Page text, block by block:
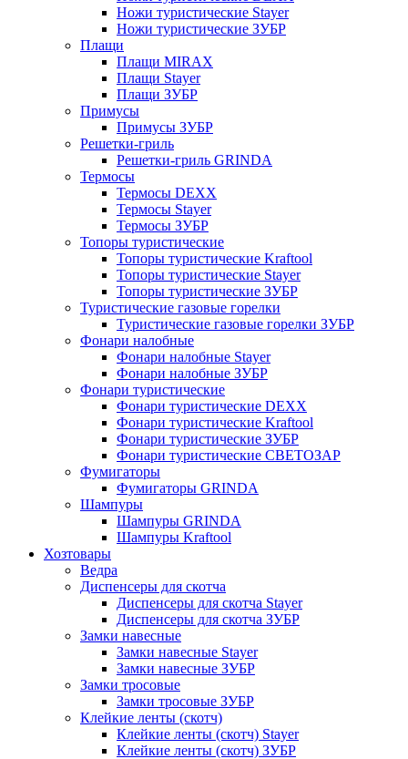
Ножи туристические Stayer
Ножи туристические ЗУБР
Плащи
Плащи MIRAX
Плащи Stayer
Плащи ЗУБР
Примусы
Примусы ЗУБР
Решетки-гриль
Решетки-гриль GRINDA
Термосы
Термосы DEXX
Термосы Stayer
Термосы ЗУБР
Топоры туристические
Топоры туристические Kraftool
Топоры туристические Stayer
Топоры туристические ЗУБР
Туристические газовые горелки
Туристические газовые горелки ЗУБР
Фонари налобные
Фонари налобные Stayer
Фонари налобные ЗУБР
Фонари туристические
Фонари туристические DEXX
Фонари туристические Kraftool
Фонари туристические ЗУБР
Фонари туристические СВЕТОЗАР
Фумигаторы
Фумигаторы GRINDA
Шампуры
Шампуры GRINDA
Шампуры Kraftool
Хозтовары
Ведра
Диспенсеры для скотча
Диспенсеры для скотча Stayer
Диспенсеры для скотча ЗУБР
Замки навесные
Замки навесные Stayer
Замки навесные ЗУБР
Замки тросовые
Замки тросовые ЗУБР
Клейкие ленты (скотч)
Клейкие ленты (скотч) Stayer
Клейкие ленты (скотч) ЗУБР